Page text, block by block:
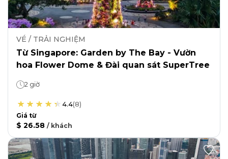
VÉ / TRẢI NGHIỆM
Từ Singapore: Garden by The Bay - Vườn
hoa Flower Dome & Đài quan sát SuperTree
2 giờ
4.4(8)
Giá từ
$ 26.58 / khách